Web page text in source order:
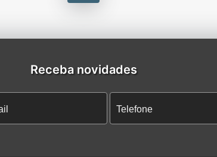
Receba novidades